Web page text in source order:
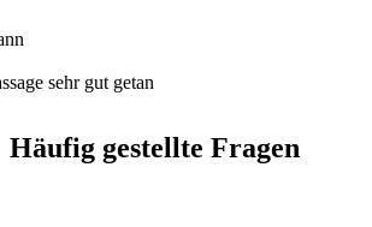
Häufig gestellte Fragen